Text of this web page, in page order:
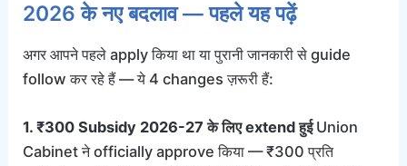
2026 के नए बदलाव — पहले यह पढ़ें
अगर आपने पहले apply किया था या पुरानी जानकारी से guide
follow कर रहे हैं — ये 4 changes ज़रूरी हैं:
1. ₹300 Subsidy 2026-27 के लिए extend हुईUnion
Cabinet ने officially approve किया — ₹300 प्रति